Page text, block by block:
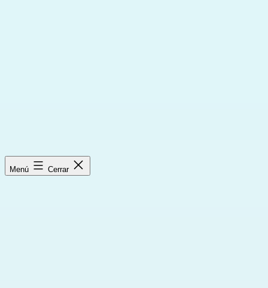
Menú Cerrar